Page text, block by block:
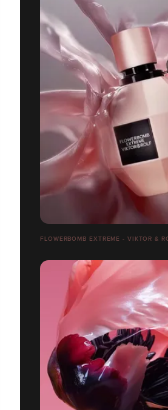
FLOWERBOMB EXTREME - VIKTOR &